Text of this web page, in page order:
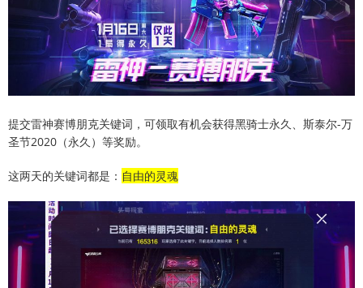
提交雷神赛博朋克关键词，可领取有机会获得黑骑士永久、斯泰尔-万
圣节2020（永久）等奖励。
这两天的关键词都是： 自由的灵魂